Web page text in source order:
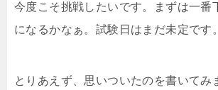
今度こそ挑戦したいです。まずは一番
になるかなぁ。試験日はまだ未定です。
とりあえず、思いついたのを書いてみ